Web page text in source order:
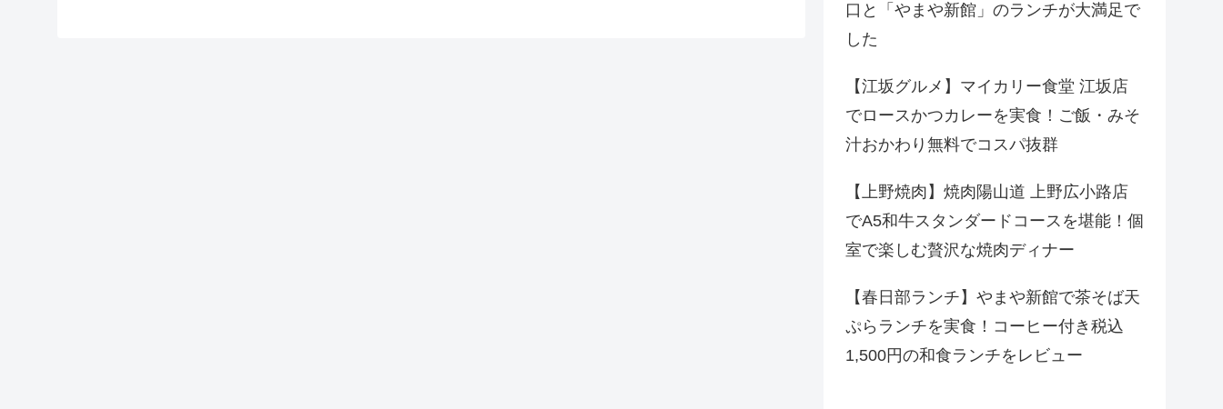
口と「やまや新館」のランチが大満足で
した
【江坂グルメ】マイカリー食堂 江坂店
でロースかつカレーを実食！ご飯・みそ
汁おかわり無料でコスパ抜群
【上野焼肉】焼肉陽山道 上野広小路店
でA5和牛スタンダードコースを堪能！個
室で楽しむ贅沢な焼肉ディナー
【春日部ランチ】やまや新館で茶そば天
ぷらランチを実食！コーヒー付き税込
1,500円の和食ランチをレビュー